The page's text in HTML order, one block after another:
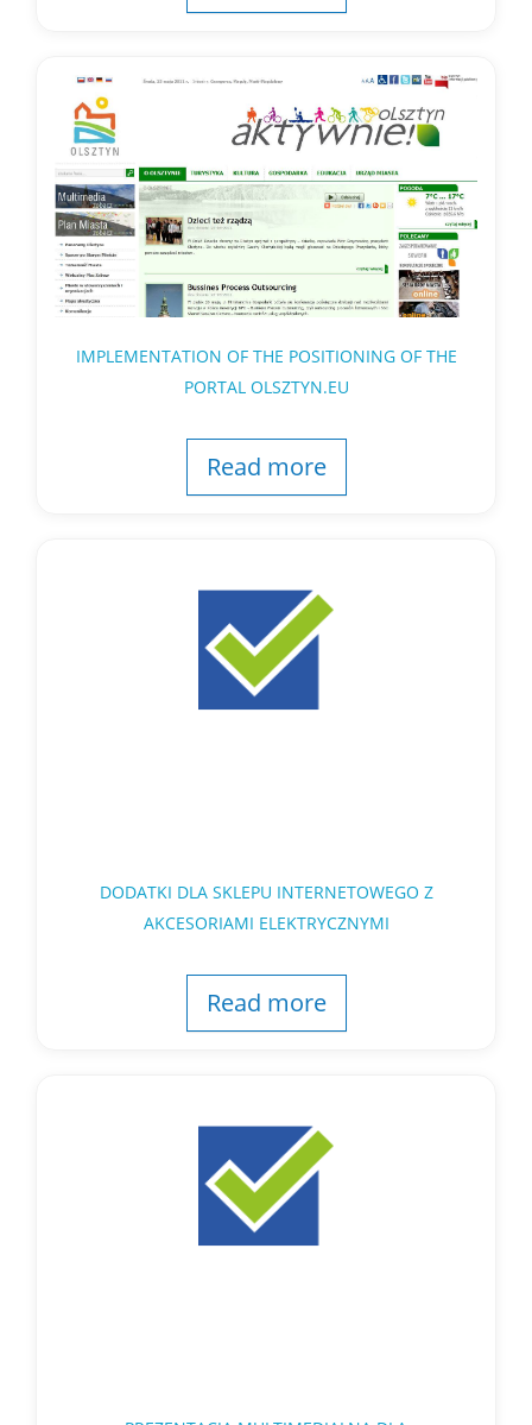
IMPLEMENTATION OF THE POSITIONING OF THE
PORTAL OLSZTYN.EU
Read more
DODATKI DLA SKLEPU INTERNETOWEGO Z
AKCESORIAMI ELEKTRYCZNYMI
Read more